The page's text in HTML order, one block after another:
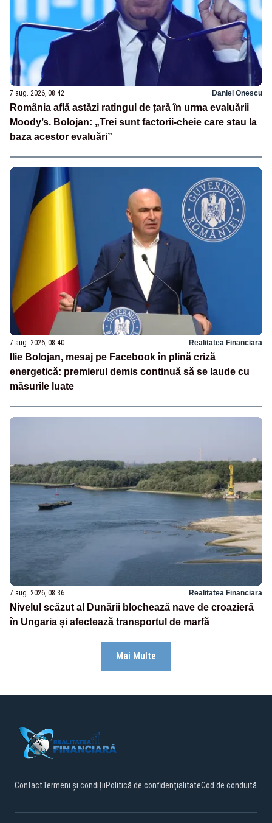
7 aug. 2026, 08:42 Daniel Onescu
România află astăzi ratingul de țară în urma evaluării
Moody’s. Bolojan: „Trei sunt factorii-cheie care stau la
baza acestor evaluări”
7 aug. 2026, 08:40 Realitatea Financiara
Ilie Bolojan, mesaj pe Facebook în plină criză
energetică: premierul demis continuă să se laude cu
măsurile luate
7 aug. 2026, 08:36 Realitatea Financiara
Nivelul scăzut al Dunării blochează nave de croazieră
în Ungaria și afectează transportul de marfă
Mai Multe
ContactTermeni și condițiiPolitică de confidențialitateCod de conduită